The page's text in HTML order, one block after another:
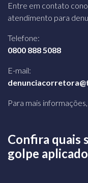
Entre em contato
atendimento para
Telefone:
0800 888 5088
E-mail:
Para mais informações,
Confira quais
golpe